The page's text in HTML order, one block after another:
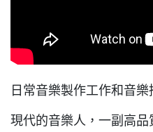
日常音樂製作工作和音
現代的音樂人，一副高